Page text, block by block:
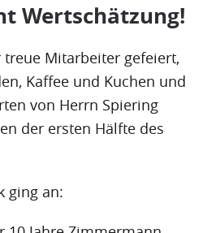
Wertschätzung!
treue Mitarbeiter gefeiert,
Kaffee und Kuchen und
von Herrn Spiering
der ersten Hälfte des
ging an: